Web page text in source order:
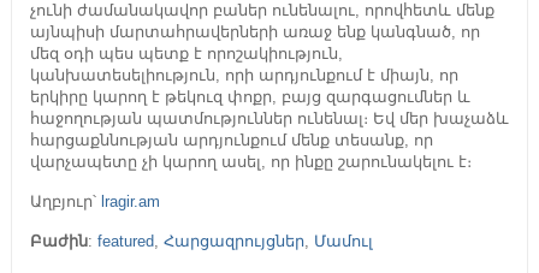
չունի ժամանակավոր բաներ ունենալու, որովհետև մենք
այնպիսի մարտահրավերների առաջ ենք կանգնած, որ
մեզ օդի պես պետք է որոշակիություն,
կանխատեսելիություն, որի արդյունքում է միայն, որ
երկիրը կարող է թեկուզ փոքր, բայց զարգացումներ և
հաջողության պատմություններ ունենալ։ Եվ մեր խաչաձև
հարցաքննության արդյունքում մենք տեսանք, որ
վարչապետը չի կարող ասել, որ ինքը շարունակելու է։
Աղբյուր՝ lragir.am
Բաժին: featured, Հարցազրույցներ, Մամուլ